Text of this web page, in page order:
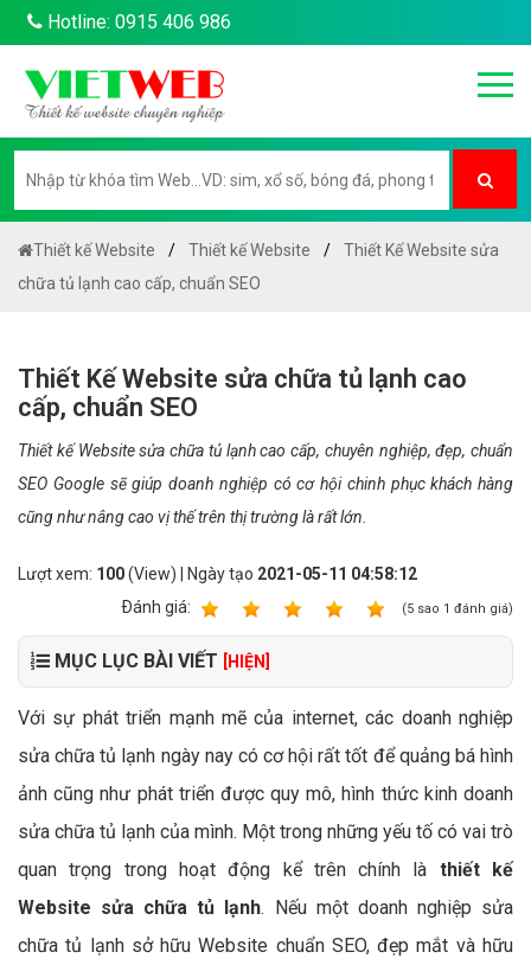
Hotline: 0915 406 986
Thiết kế Website Thiết kế Website
Thiết Kế Website sửa
chữa tủ lạnh cao cấp, chuẩn SEO
Thiết Kế Website sửa chữa tủ lạnh cao
cấp, chuẩn SEO
Thiết kế Website sửa chữa tủ lạnh cao cấp, chuyên nghiệp, đẹp, chuẩn
SEO Google sẽ giúp doanh nghiệp có cơ hội chinh phục khách hàng
cũng như nâng cao vị thế trên thị trường là rất lớn.
Lượt xem: 100(View) | Ngày tạo 2021-05-11 04:58:12
Ðánh giá:
(5 sao 1 đánh giá)
MỤC LỤC BÀI VIẾT [HIỆN]
Với sự phát triển mạnh mẽ của internet, các doanh nghiệp
sửa chữa tủ lạnh ngày nay có cơ hội rất tốt để quảng bá hình
ảnh cũng như phát triển được quy mô, hình thức kinh doanh
sửa chữa tủ lạnh của mình. Một trong những yếu tố có vai trò
quan trọng trong hoạt động kể trên chính là thiết kế
Website sửa chữa tủ lạnh. Nếu một doanh nghiệp sửa
chữa tủ lạnh sở hữu Website chuẩn SEO, đẹp mắt và hữu